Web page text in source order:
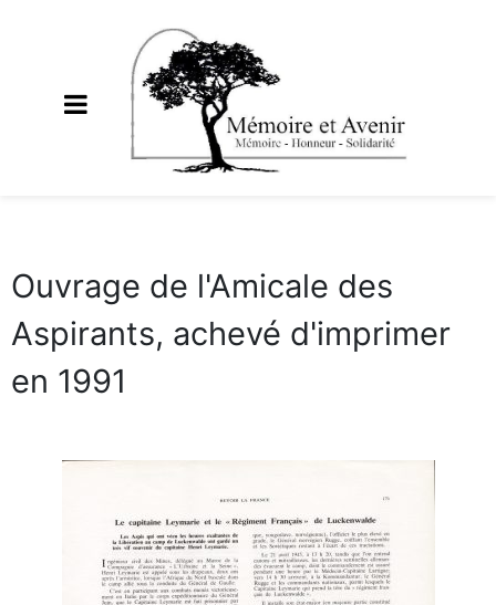
Ouvrage de l'Amicale des
Aspirants, achevé d'imprimer
en 1991